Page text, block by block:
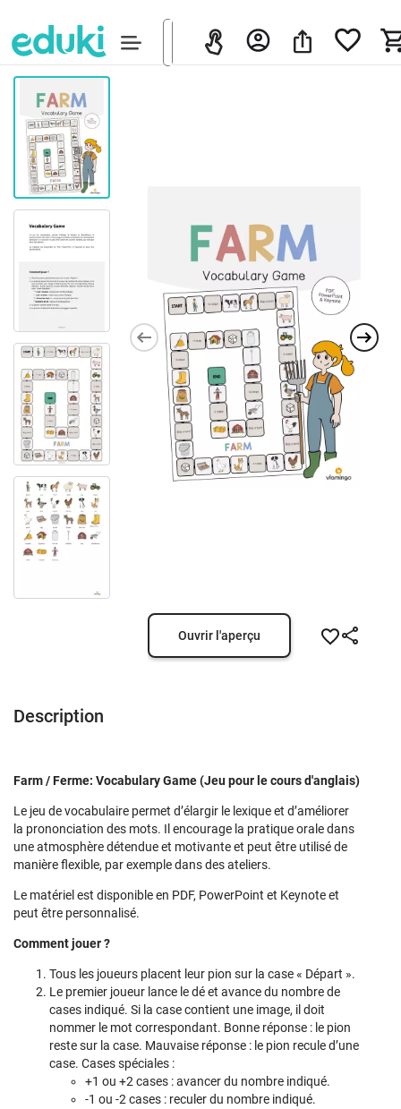
Ouvrir l'aperçu
Description
Farm / Ferme: Vocabulary Game (Jeu pour le cours d'anglais)
Le jeu de vocabulaire permet d’élargir le lexique et d’améliorer
la prononciation des mots. Il encourage la pratique orale dans
une atmosphère détendue et motivante et peut être utilisé de
manière flexible, par exemple dans des ateliers.
Le matériel est disponible en PDF, PowerPoint et Keynote et
peut être personnalisé.
Comment jouer ?
Tous les joueurs placent leur pion sur la case « Départ ».
Le premier joueur lance le dé et avance du nombre de
cases indiqué. Si la case contient une image, il doit
nommer le mot correspondant. Bonne réponse : le pion
reste sur la case. Mauvaise réponse : le pion recule d’une
case. Cases spéciales :
+1 ou +2 cases : avancer du nombre indiqué.
-1 ou -2 cases : reculer du nombre indiqué.